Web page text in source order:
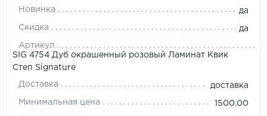
Новинка да
Скидка да
Артикул
SIG 4754 Дуб окрашенный розовый Ламинат Квик
Степ Signature
Доставка доставка
Минимальная цена 1500.00